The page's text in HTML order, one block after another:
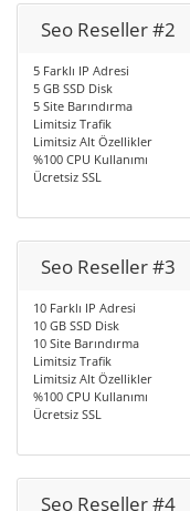
Seo Reseller #2
5 Farklı IP Adresi
5 GB SSD Disk
5 Site Barındırma
Limitsiz Trafik
Limitsiz Alt Özellikler
%100 CPU Kullanımı
Ücretsiz SSL
Seo Reseller #3
10 Farklı IP Adresi
10 GB SSD Disk
10 Site Barındırma
Limitsiz Trafik
Limitsiz Alt Özellikler
%100 CPU Kullanımı
Ücretsiz SSL
Seo Reseller #4